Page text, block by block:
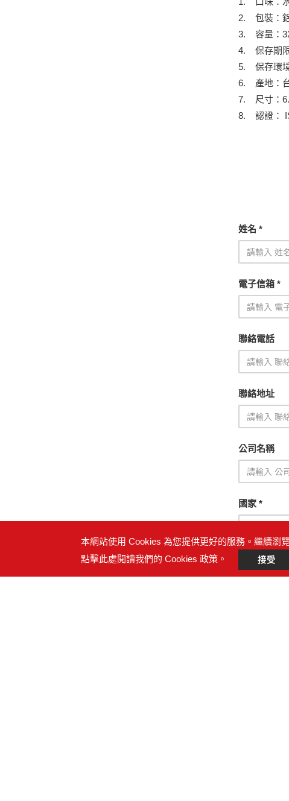
2. 包裝：
3. 容量：
4. 保存期
5. 保存環
6. 產地：
7. 尺寸：
8. 認證：
姓名 *
電子信箱 *
聯絡電話
聯絡地址
公司名稱
國家 *
詢問產品 *
本網站使用 Cookies 為您提供更好的服務。繼續瀏
點擊此處閱讀我們的 Cookies 政策。
接受